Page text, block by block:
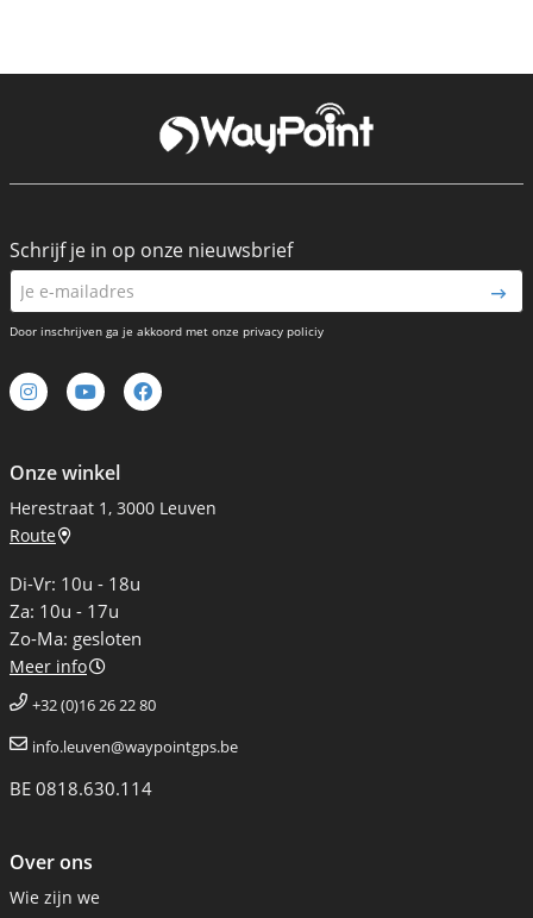
Onze winkel
Herestraat 1, 3000 Leuven
Route
Di-Vr: 10u - 18u
Za: 10u - 17u
Zo-Ma: gesloten
Meer info
+32 (0)16 26 22 80
info.leuven@waypointgps.be
BE 0818.630.114
Over ons
Wie zijn we
Schrijf je in op onze nieuwsbrief
Door inschrijven ga je akkoord met onze privacy policiy